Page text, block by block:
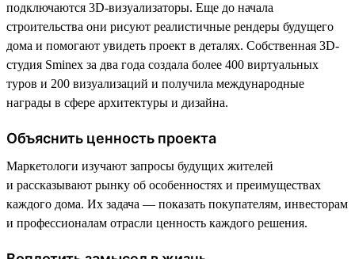
подключаются 3D-визуализаторы. Еще до начала
строительства они рисуют реалистичные рендеры будущего
дома и помогают увидеть проект в деталях. Собственная 3D-
студия Sminex за два года создала более 400 виртуальных
туров и 200 визуализаций и получила международные
награды в сфере архитектуры и дизайна.
Объяснить ценность проекта
Маркетологи изучают запросы будущих жителей
и рассказывают рынку об особенностях и преимуществах
каждого дома. Их задача — показать покупателям, инвесторам
и профессионалам отрасли ценность каждого решения.